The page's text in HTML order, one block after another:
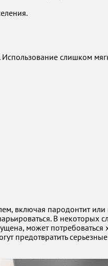
слишком
включая пародонтит или
В некоторых
может потребоваться
предотвратить